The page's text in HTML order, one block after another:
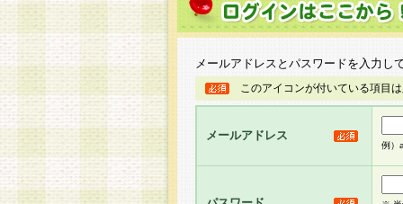
メールアドレスとパスワードを入力し
このアイコンが付いている項目
メールアドレス
例）